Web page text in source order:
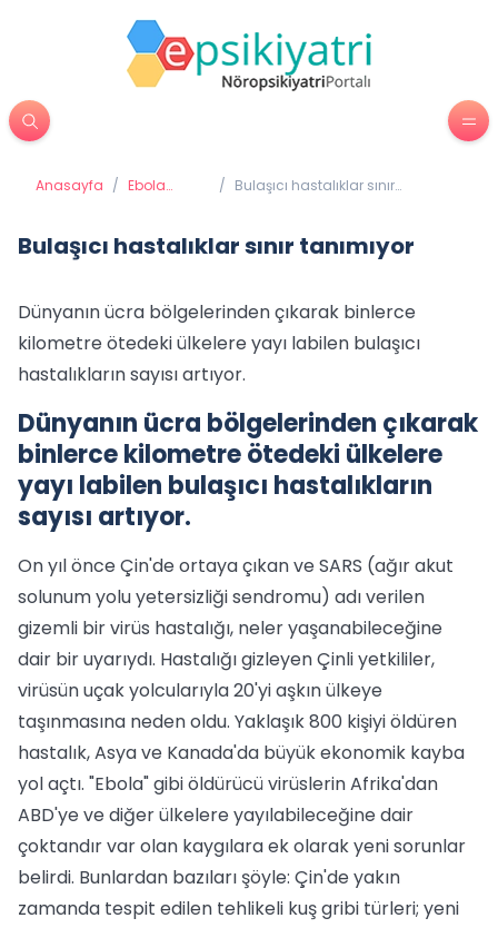
Anasayfa / Ebola
/ Bulaşıcı hastalıklar sınır
Bulaşıcı hastalıklar sınır tanımıyor
Dünyanın ücra bölgelerinden çıkarak binlerce
kilometre ötedeki ülkelere yayı labilen bulaşıcı
hastalıkların sayısı artıyor.
Dünyanın ücra bölgelerinden çıkarak
binlerce kilometre ötedeki ülkelere
yayı labilen bulaşıcı hastalıkların
sayısı artıyor.
On yıl önce Çin'de ortaya çıkan ve SARS (ağır akut
solunum yolu yetersizliği sendromu) adı verilen
gizemli bir virüs hastalığı, neler yaşanabileceğine
dair bir uyarıydı. Hastalığı gizleyen Çinli yetkililer,
virüsün uçak yolcularıyla 20'yi aşkın ülkeye
taşınmasına neden oldu. Yaklaşık 800 kişiyi öldüren
hastalık, Asya ve Kanada'da büyük ekonomik kayba
yol açtı. "Ebola" gibi öldürücü virüslerin Afrika'dan
ABD'ye ve diğer ülkelere yayılabileceğine dair
çoktandır var olan kaygılara ek olarak yeni sorunlar
belirdi. Bunlardan bazıları şöyle: Çin'de yakın
zamanda tespit edilen tehlikeli kuş gribi türleri; yeni